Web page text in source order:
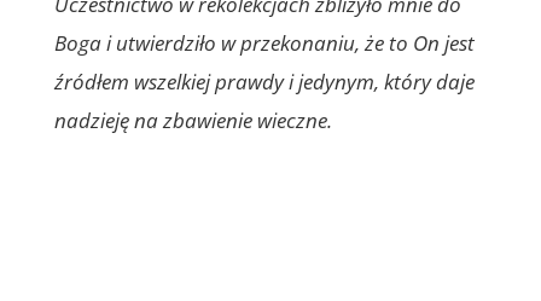
Boga i utwierdziło w przekonaniu, że to On jest
źródłem wszelkiej prawdy i jedynym, który daje
nadzieję na zbawienie wieczne.